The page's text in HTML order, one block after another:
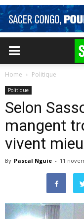
Home Politique
Politique
Selon
mangent
vivent
By Pascal Nguie - 11